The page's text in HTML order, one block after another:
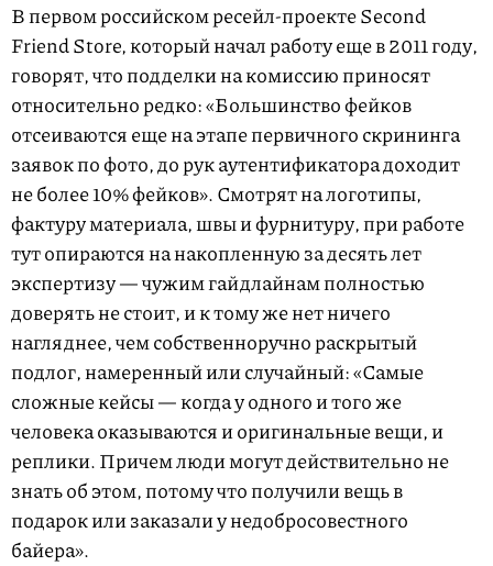
В первом российском ресейл-проекте Second
Friend Store, который начал работу еще в 2011 году,
говорят, что подделки на комиссию приносят
относительно редко: «Большинство фейков
отсеиваются еще на этапе первичного скрининга
заявок по фото, до рук аутентификатора доходит
не более 10% фейков». Смотрят на логотипы,
фактуру материала, швы и фурнитуру, при работе
тут опираются на накопленную за десять лет
экспертизу — чужим гайдлайнам полностью
доверять не стоит, и к тому же нет ничего
нагляднее, чем собственноручно раскрытый
подлог, намеренный или случайный: «Самые
сложные кейсы — когда у одного и того же
человека оказываются и оригинальные вещи, и
реплики. Причем люди могут действительно не
знать об этом, потому что получили вещь в
подарок или заказали у недобросовестного
байера».